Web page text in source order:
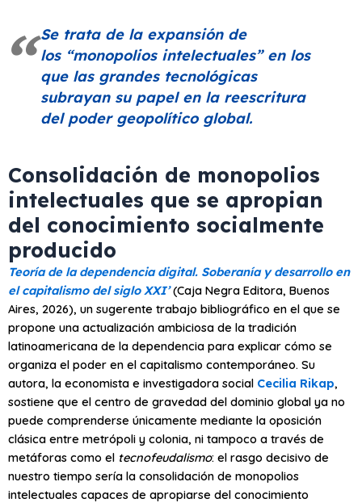
Se trata de la expansión de
los “monopolios intelectuales” en los
que las grandes tecnológicas
subrayan su papel en la reescritura
del poder geopolítico global.
Consolidación de monopolios
intelectuales que se apropian
del conocimiento socialmente
producido
Teoría de la dependencia digital. Soberanía y desarrollo en
el capitalismo del siglo XXI’(Caja Negra Editora, Buenos
Aires, 2026), un sugerente trabajo bibliográfico en el que se
propone una actualización ambiciosa de la tradición
latinoamericana de la dependencia para explicar cómo se
organiza el poder en el capitalismo contemporáneo. Su
autora, la economista e investigadora social Cecilia Rikap,
sostiene que el centro de gravedad del dominio global ya no
puede comprenderse únicamente mediante la oposición
clásica entre metrópoli y colonia, ni tampoco a través de
metáforas como el tecnofeudalismo: el rasgo decisivo de
nuestro tiempo sería la consolidación de monopolios
intelectuales capaces de apropiarse del conocimiento